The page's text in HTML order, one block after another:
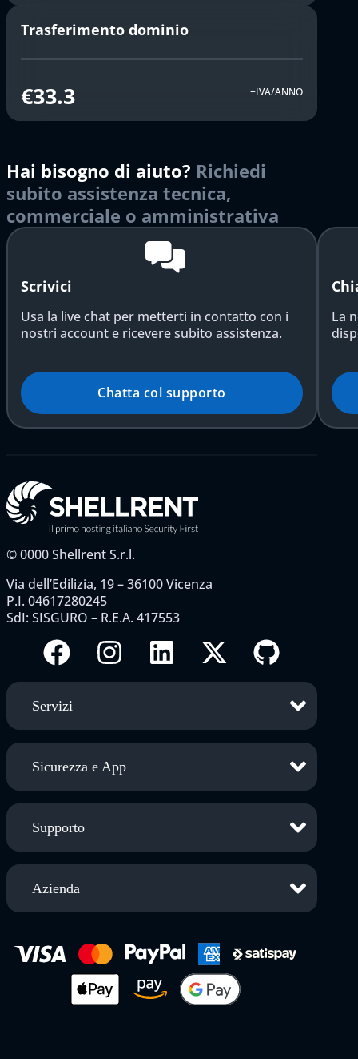
Trasferimento dominio
€33.3 +IVA/ANNO
Hai bisogno di aiuto? Richiedi
subito assistenza tecnica,
commerciale o amministrativa
Scrivici
Usa la live chat per metterti in contatto con i
nostri account e ricevere subito assistenza.
Chatta col supporto
La
©0000Shellrent S.r.l.
Via dell’Edilizia, 19 – 36100 Vicenza
P.I. 04617280245
SdI: SISGURO – R.E.A. 417553
Servizi
Sicurezza e App
Supporto
Azienda